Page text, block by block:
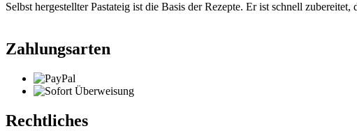
Selbst hergestellter Pastateig ist die Basis der Rezepte. Er ist schnell
Zahlungsarten
Rechtliches